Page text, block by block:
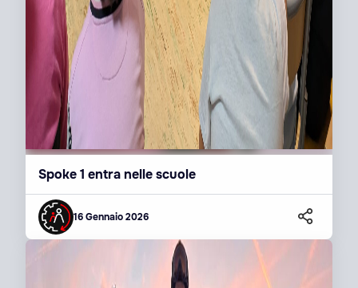
Spoke 1 entra nelle scuole
16 Gennaio 2026